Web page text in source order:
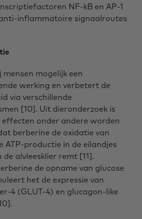
NF-kB en AP-1
inflammatoire signaalroutes
mogelijk een
werking en verbetert de
via verschillende
[10]. Uit dieronderzoek is
effecten onder andere worden
berberine de oxidatie van
ATP-productie in de eilandjes
alvleesklier remt [11].
de opname van glucose
het de expressie van
4 (GLUT-4) en glucagon-like